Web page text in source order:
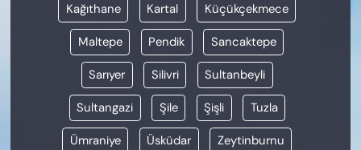
Kağıthane Kartal Küçükçekmece
Maltepe Pendik Sancaktepe
Sarıyer Silivri Sultanbeyli
Sultangazi Şile Şişli Tuzla
Ümraniye Üsküdar Zeytinburnu